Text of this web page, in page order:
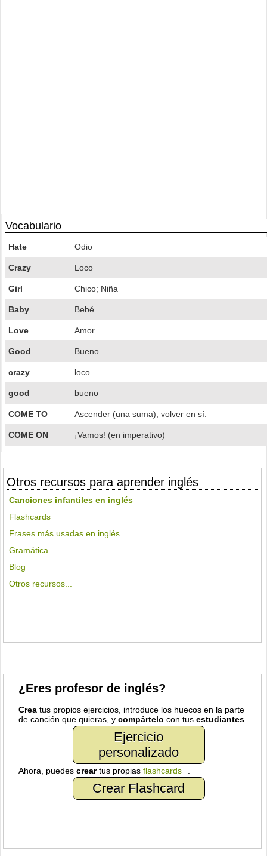
Vocabulario
Hate Odio
Crazy Loco
Girl Chico; Niña
Baby Bebé
Love Amor
Good Bueno
crazy loco
good bueno
COME TO Ascender (una suma), volver en sí.
COME ON ¡Vamos! (en imperativo)
Otros recursos para aprender inglés
Canciones infantiles en inglés
Flashcards
Frases más usadas en inglés
Gramática
Blog
Otros recursos...
¿Eres profesor de inglés?
Crea tus propios ejercicios, introduce los huecos en la parte
de canción que quieras, ycompártelo con tusestudiantes
Ejercicio
personalizado
Ahora, puedescreartus propiasflashcards
Crear Flashcard